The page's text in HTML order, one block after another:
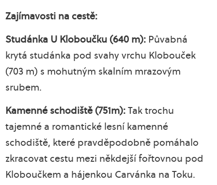
Zajímavosti na cestě:
Studánka U Kloboučku (640 m): Půvabná
krytá studánka pod svahy vrchu Klobouček
(703 m) s mohutným skalním mrazovým
srubem.
Kamenné schodiště (751m):Tak trochu
tajemné a romantické lesní kamenné
schodiště, které pravděpodobně pomáhalo
zkracovat cestu mezi někdejší fořtovnou pod
Kloboučkem a hájenkou Carvánka na Toku.